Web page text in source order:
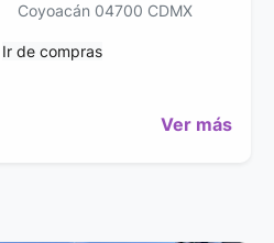
Coyoacán 04700 CDMX
Ir de compras
Ver más